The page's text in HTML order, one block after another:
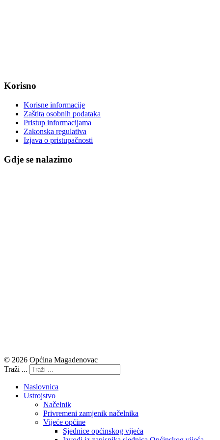
Korisno
Korisne informacije
Zaštita osobnih podataka
Pristup informacijama
Zakonska regulativa
Izjava o pristupačnosti
Gdje se nalazimo
© 2026 Općina Magadenovac
Traži ...
Naslovnica
Ustrojstvo
Načelnik
Privremeni zamjenik načelnika
Vijeće općine
Sjednice općinskog vijeća